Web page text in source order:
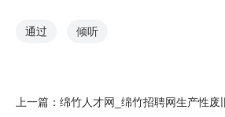
通过 倾听
上一篇： 绵竹人才网_绵竹招聘网生产性废